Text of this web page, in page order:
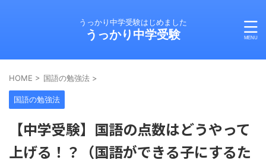
うっかり中学受験はじめました
うっかり中学受験
HOME > 国語の勉強法 >
国語の勉強法
【中学受験】国語の点数はどうやって
上げる！？（国語ができる子にするた